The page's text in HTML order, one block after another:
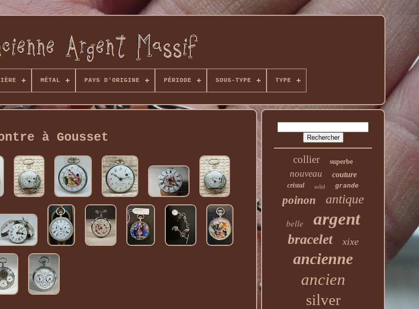
MÉTAL PAYS D'ORIGINE PÉRIODE SOUS-TYPE TYPE
à Gousset
collier superbe
nouveau couture
cristal solid grande
poinon antique
belle argent
bracelet xixe
ancienne
ancien
silver